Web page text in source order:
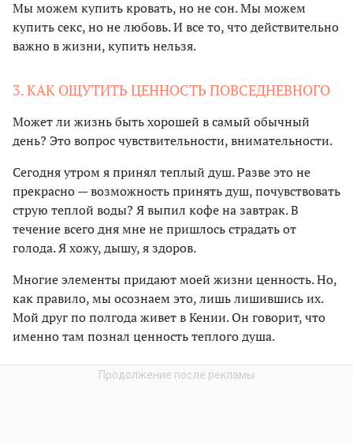
Мы можем купить кровать, но не сон. Мы можем
купить секс, но не любовь. И все то, что действительно
важно в жизни, купить нельзя.
3. КАК ОЩУТИТЬ ЦЕННОСТЬ ПОВСЕДНЕВНОГО
Может ли жизнь быть хорошей в самый обычный
день? Это вопрос чувствительности, внимательности.
Сегодня утром я принял теплый душ. Разве это не
прекрасно — возможность принять душ, почувствовать
струю теплой воды? Я выпил кофе на завтрак. В
течение всего дня мне не пришлось страдать от
голода. Я хожу, дышу, я здоров.
Многие элементы придают моей жизни ценность. Но,
как правило, мы осознаем это, лишь лишившись их.
Мой друг по полгода живет в Кении. Он говорит, что
именно там познал ценность теплого душа.